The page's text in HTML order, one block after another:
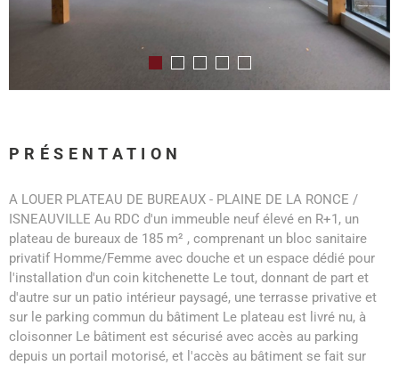
PRÉSENTATION
A LOUER PLATEAU DE BUREAUX - PLAINE DE LA RONCE /
ISNEAUVILLE Au RDC d'un immeuble neuf élevé en R+1, un
plateau de bureaux de 185 m² , comprenant un bloc sanitaire
privatif Homme/Femme avec douche et un espace dédié pour
l'installation d'un coin kitchenette Le tout, donnant de part et
d'autre sur un patio intérieur paysagé, une terrasse privative et
sur le parking commun du bâtiment Le plateau est livré nu, à
cloisonner Le bâtiment est sécurisé avec accès au parking
depuis un portail motorisé, et l'accès au bâtiment se fait sur